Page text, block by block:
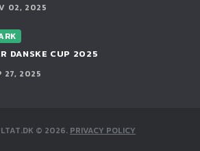
02, 2025
DANSKE CUP 2025
27, 2025
© 2026. PRIVACY POLICY